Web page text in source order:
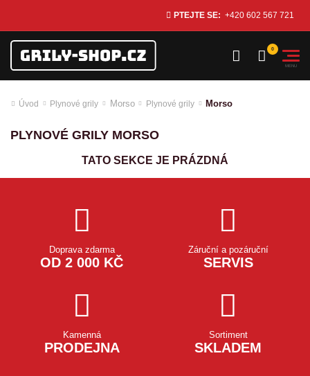
PTEJTE SE: +420 602 567 721
Úvod Plynové grily Morso Plynové grily Morso
PLYNOVÉ GRILY MORSO
TATO SEKCE JE PRÁZDNÁ
Doprava zdarma
OD 2 000 KČ
Záruční a pozáruční
SERVIS
Kamenná
PRODEJNA
Sortiment
SKLADEM